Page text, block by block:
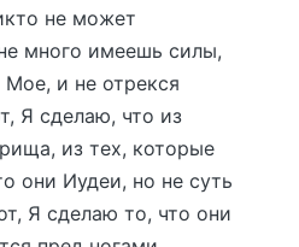
не может
много имеешь силы,
и не отрекся
Я сделаю, что из
из тех, которые
они Иудеи, но не суть
Я сделаю то, что они